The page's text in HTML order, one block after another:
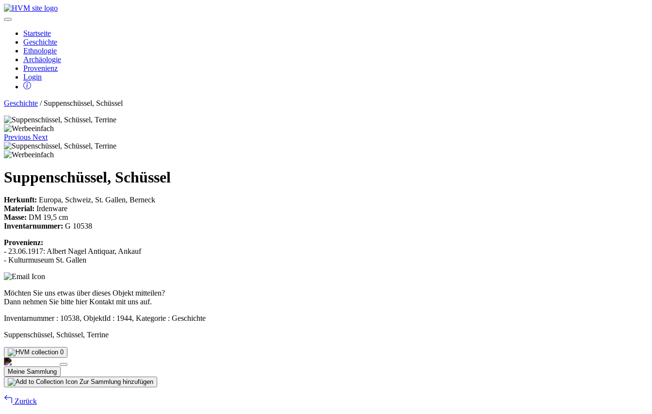
Startseite
Geschichte
Ethnologie
Archäologie
Provenienz
Login
Geschichte / Suppenschüssel, Schüssel
Previous Next
Suppenschüssel, Schüssel
Herkunft: Europa, Schweiz, St. Gallen, Berneck
Material: Irdenware
Masse: DM 19,5 cm
Inventarnummer: G 10538
Provenienz:
- 23.06.1917: Albert Nagel Antiquar, Ankauf
- Kulturmuseum St. Gallen
Möchten Sie uns etwas über dieses Objekt mitteilen?
Dann nehmen Sie bitte hier Kontakt mit uns auf.
Inventarnummer : 10538, ObjektId : 1944, Kategorie : Geschichte
Suppenschüssel, Schüssel, Terrine
0
Meine Sammlung
Zur Sammlung hinzufügen
Zurück